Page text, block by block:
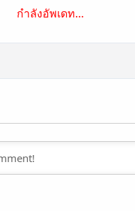
กำลังอัพเดท…